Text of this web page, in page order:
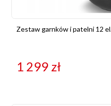
Zestaw garnków i patelni 12
1 299 zł